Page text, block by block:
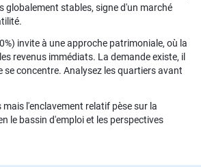
globalement stables, signe d'un marché
invite à une approche patrimoniale, où la
revenus immédiats. La demande existe, il
se concentre. Analysez les quartiers avant
l'enclavement relatif pèse sur la
le bassin d'emploi et les perspectives